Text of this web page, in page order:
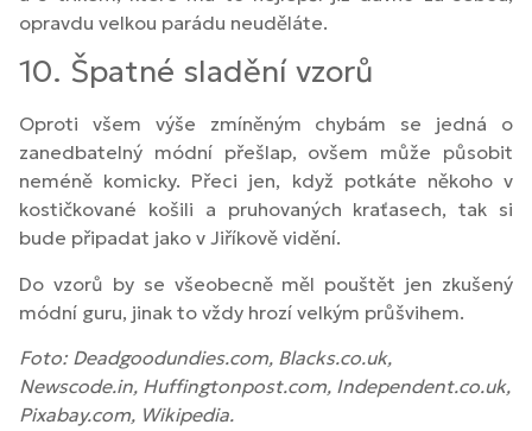
opravdu velkou parádu neuděláte.
10. Špatné sladění vzorů
Oproti všem výše zmíněným chybám se jedná o
zanedbatelný módní přešlap, ovšem může působit
neméně komicky. Přeci jen, když potkáte někoho v
kostičkované košili a pruhovaných kraťasech, tak si
bude připadat jako v Jiříkově vidění.
Do vzorů by se všeobecně měl pouštět jen zkušený
módní guru, jinak to vždy hrozí velkým průšvihem.
Foto: Deadgoodundies.com, Blacks.co.uk,
Newscode.in, Huffingtonpost.com, Independent.co.uk,
Pixabay.com, Wikipedia.